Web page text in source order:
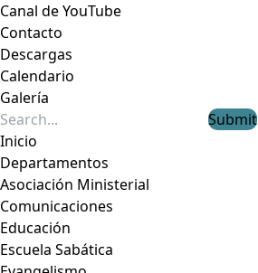
Canal de YouTube
Contacto
Descargas
Calendario
Galería
Submit
Inicio
Departamentos
Asociación Ministerial
Comunicaciones
Educación
Escuela Sabática